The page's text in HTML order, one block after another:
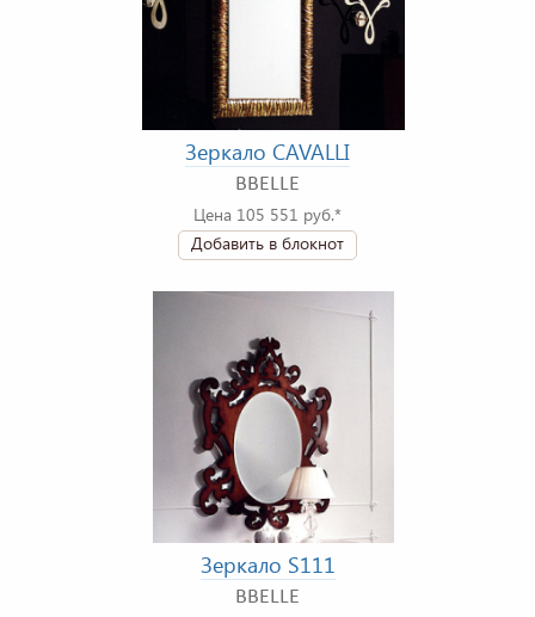
Зеркало CAVALLI
BBELLE
Цена 105 551 руб.*
Добавить в блокнот
Зеркало S111
BBELLE